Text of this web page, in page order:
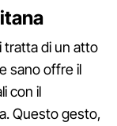
tratta di un atto
sano offre il
con il
Questo gesto,